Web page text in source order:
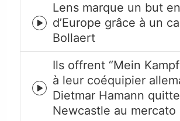
Episode
play
icon
Lens marque un but
d’Europe grâce à un
Bollaert
Episode
play
icon
Ils offrent “Mein
à leur coéquipier
Dietmar Hamann quitte
Newcastle au mercato